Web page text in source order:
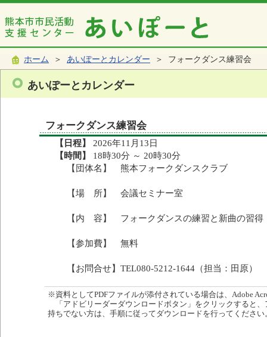
ホーム ＞ あいぽーとカレンダー ＞ フォークダンス練習会
あいぽーとカレンダー
フォークダンス練習会
【日程】
2026年11月13日
【時間】
18時30分 ～ 20時30分
【団体名】 熊本フォークダンスクラブ
【場 所】 会議セミナー室
【内 容】 フォークダンスの練習と新曲の習得
【参加費】 無料
【お問合せ】TEL080-5212-1644（担当：田原）
※資料としてPDFファイルが添付されている場合は、Adobe
「アドビリーダーダウンロードボタン」をクリックすると
持ちでない方は、手順に従ってダウンロードを行ってください